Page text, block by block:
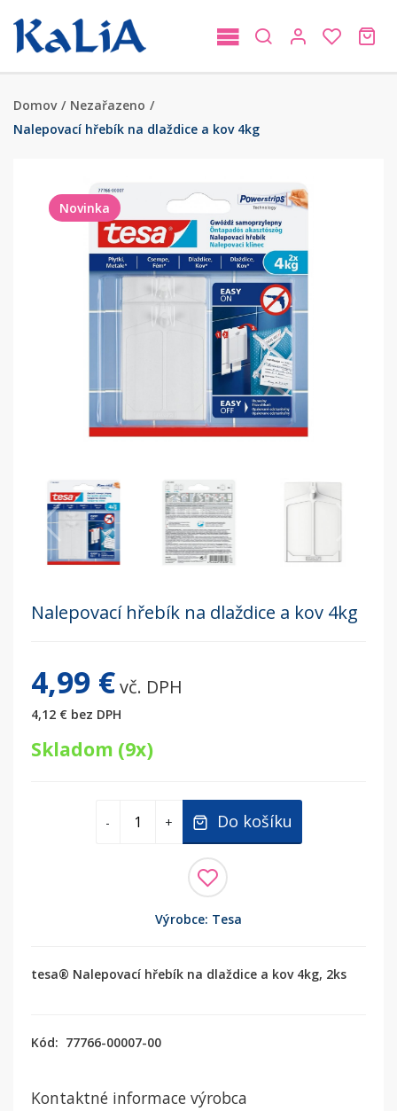
Domov / Nezařazeno /
Nalepovací hřebík na dlaždice a kov 4kg
Novinka
Nalepovací hřebík na dlaždice a kov 4kg
4,99 €vč. DPH
4,12 € bez DPH
Skladom (9x)
- + Do košíku
Výrobce: Tesa
tesa® Nalepovací hřebík na dlaždice a kov 4kg, 2ks
Kód: 77766-00007-00
Kontaktné informace výrobca